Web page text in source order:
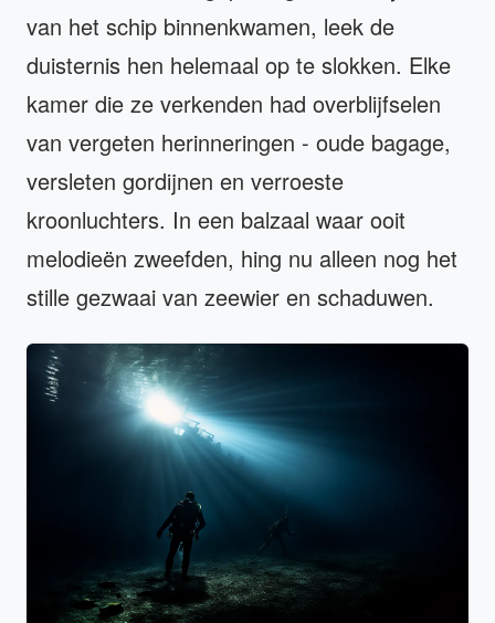
van het schip binnenkwamen, leek de
duisternis hen helemaal op te slokken. Elke
kamer die ze verkenden had overblijfselen
van vergeten herinneringen - oude bagage,
versleten gordijnen en verroeste
kroonluchters. In een balzaal waar ooit
melodieën zweefden, hing nu alleen nog het
stille gezwaai van zeewier en schaduwen.